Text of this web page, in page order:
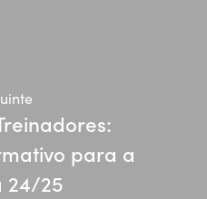
para a
24/25